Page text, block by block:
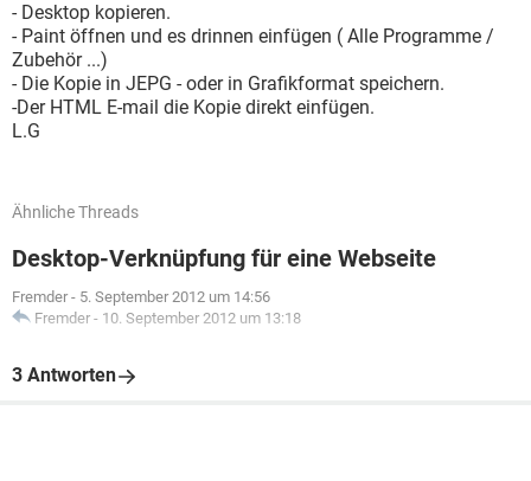
- Desktop kopieren.
- Paint öffnen und es drinnen einfügen ( Alle Programme /
Zubehör ...)
- Die Kopie in JEPG - oder in Grafikformat speichern.
-Der HTML E-mail die Kopie direkt einfügen.
L.G
Ähnliche Threads
Desktop-Verknüpfung für eine Webseite
Fremder - 5. September 2012 um 14:56
Fremder - 10. September 2012 um 13:18
3 Antworten